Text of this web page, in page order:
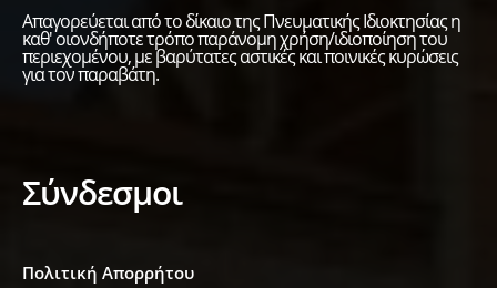
Απαγορεύεται από το δίκαιο της Πνευματικής Ιδιοκτησίας η
καθ' οιονδήποτε τρόπο παράνομη χρήση/ιδιοποίηση του
περιεχομένου, με βαρύτατες αστικές και ποινικές κυρώσεις
για τον παραβάτη.
Σύνδεσμοι
Πολιτική Απορρήτου